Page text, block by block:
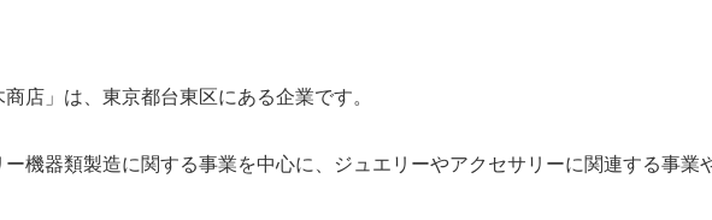
商店」は、東京都台東区にある企業です。
ー機器類製造に関する事業を中心に、ジュエリーやアクセサリーに関連する事業